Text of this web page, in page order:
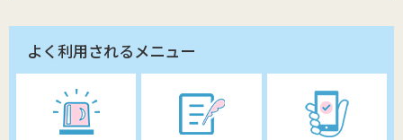
よく利用されるメニュー